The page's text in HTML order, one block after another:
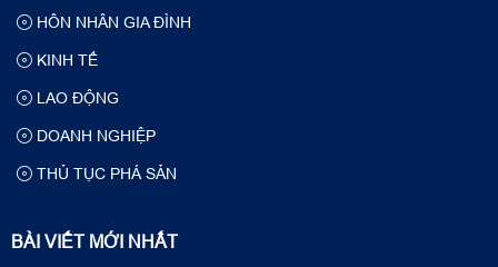
HÔN NHÂN GIA ĐÌNH
KINH TẾ
LAO ĐỘNG
DOANH NGHIỆP
THỦ TỤC PHÁ SẢN
BÀI VIẾT MỚI NHẤT